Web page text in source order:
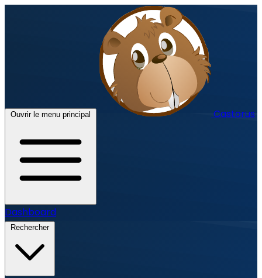
Ouvrir le menu principal Castorus
Dashboard
Rechercher